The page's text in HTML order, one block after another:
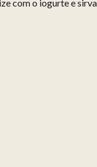
com o iogurte e sirva